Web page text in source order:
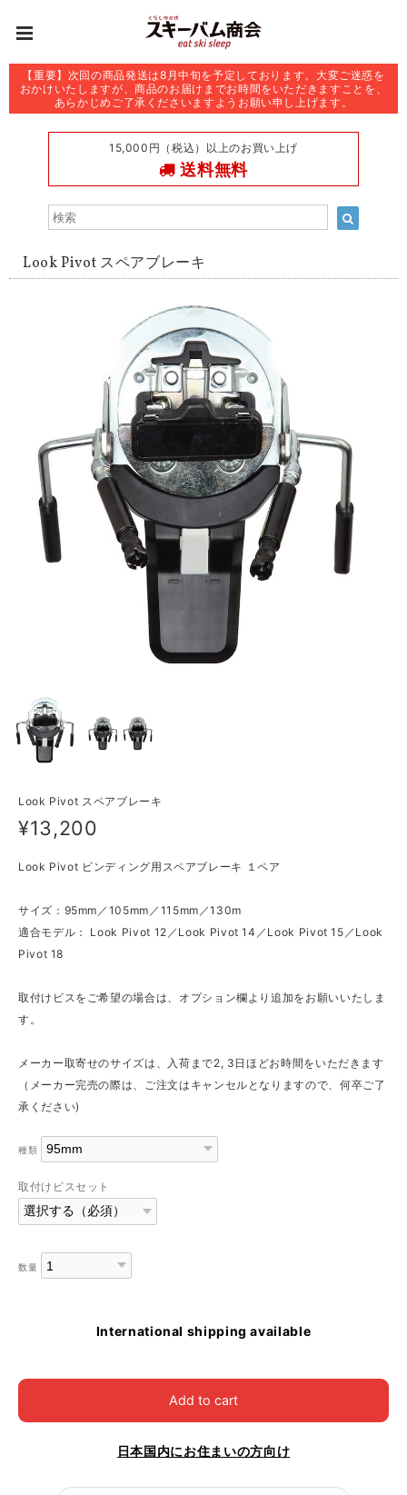
【重要】次回の商品発送は8月中旬を予定しております。大変ご迷惑を
おかけいたしますが、商品のお届けまでお時間をいただきますことを、
あらかじめご了承くださいますようお願い申し上げます。
15,000円（税込）以上のお買い上げ
送料無料
Look Pivot スペアブレーキ
Look Pivot スペアブレーキ
¥13,200
Look Pivot ビンディング用スペアブレーキ １ペア
サイズ：95mm／105mm／115mm／130m
適合モデル： Look Pivot 12／Look Pivot 14／Look Pivot 15／Look
Pivot 18
取付けビスをご希望の場合は、オプション欄より追加をお願いいたしま
す。
メーカー取寄せのサイズは、入荷まで2, 3日ほどお時間をいただきます
（メーカー完売の際は、ご注文はキャンセルとなりますので、何卒ご了
承ください)
種類
取付けビスセット
数量
International shipping available
Add to cart
日本国内にお住まいの方向け